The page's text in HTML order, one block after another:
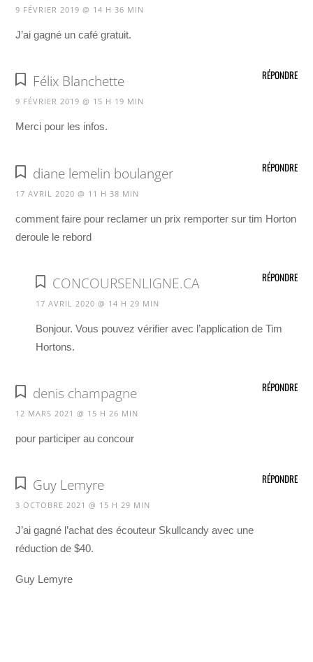
9 FÉVRIER 2019 @ 14 H 36 MIN
J’ai gagné un café gratuit.
Félix Blanchette
9 FÉVRIER 2019 @ 15 H 19 MIN
Merci pour les infos.
RÉPONDRE
diane lemelin boulanger
17 AVRIL 2020 @ 11 H 38 MIN
comment faire pour reclamer un prix remporter sur tim Horton
deroule le rebord
RÉPONDRE
CONCOURSENLIGNE.CA
17 AVRIL 2020 @ 14 H 29 MIN
Bonjour. Vous pouvez vérifier avec l’application de Tim
Hortons.
RÉPONDRE
denis champagne
12 MARS 2021 @ 15 H 26 MIN
pour participer au concour
RÉPONDRE
Guy Lemyre
3 OCTOBRE 2021 @ 15 H 29 MIN
J’ai gagné l’achat des écouteur Skullcandy avec une
réduction de $40.
Guy Lemyre
RÉPONDRE